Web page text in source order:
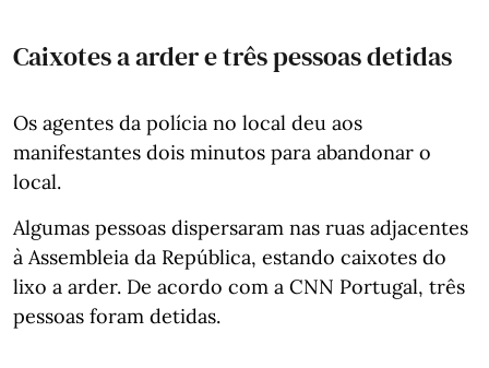
Caixotes a arder e três pessoas detidas
Os agentes da polícia no local deu aos
manifestantes dois minutos para abandonar o
local.
Algumas pessoas dispersaram nas ruas adjacentes
à Assembleia da República, estando caixotes do
lixo a arder. De acordo com a CNN Portugal, três
pessoas foram detidas.